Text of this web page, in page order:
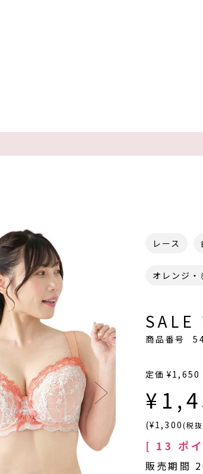
レース
オレンジ・
SALE
商品番号
定価 ¥1,650
¥
(¥1,300(税
[ 13 ポ
販売期間